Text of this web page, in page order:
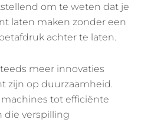
om te weten dat je
laten maken zonder een
achter te laten.
meer innovaties
zijn op duurzaamheid.
tot efficiënte
die verspilling